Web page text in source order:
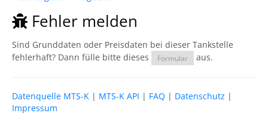
Fehler melden
Sind Grunddaten oder Preisdaten bei dieser Tankstelle
fehlerhaft? Dann fülle bitte dieses
Formular aus.
Datenquelle MTS-K | MTS-K API | FAQ | Datenschutz |
Impressum